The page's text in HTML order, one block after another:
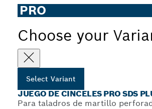
PRO
Choose your
Select Variant
JUEGO DE CINCELES PRO SDS
Para taladros de martillo